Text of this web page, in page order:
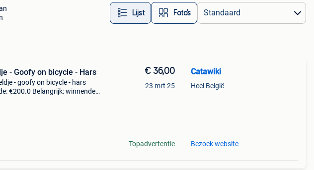
Lijst Foto’s
- Goofy on bicycle - Hars
- goofy on bicycle - hars
€200.0 Belangrijk: winnende
€ 36,00
23 mrt 25
Topadvertentie
Catawiki
Heel België
Bezoek website